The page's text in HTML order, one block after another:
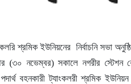
শ্রমিক ইউনিয়নের নির্বাচনি সভা
নভেম্বর) সকালে নগরীর স্টেশন
বহনকারী ট্যাংকলরী শ্রমিক ইউনিয়ন